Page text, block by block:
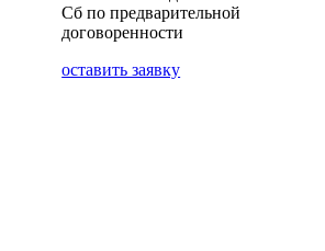
Сб по предварительной
договоренности
оставить заявку